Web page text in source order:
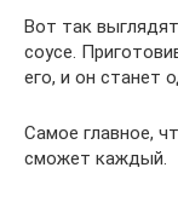
Вот так
соусе.
его, и он станет
Самое главное,
сможет каждый.